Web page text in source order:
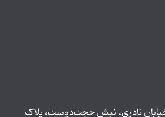
خیابان نادری، نبش حجت‌دوست، پلاک